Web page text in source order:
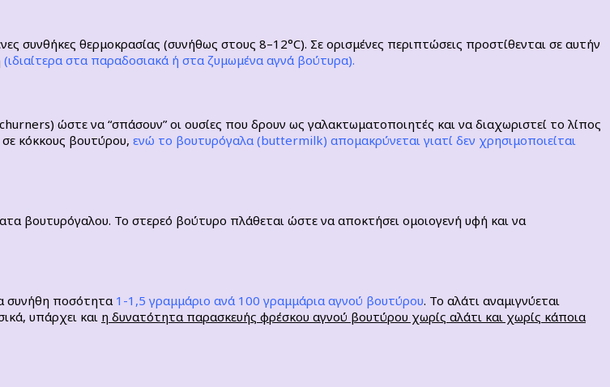
συνθήκες θερμοκρασίας (συνήθως στους 8–12°C). Σε ορισμένες περιπτώσεις προστίθενται σε αυτήν
(ιδιαίτερα στα παραδοσιακά ή στα ζυμωμένα αγνά βούτυρα).
ώστε να “σπάσουν” οι ουσίες που δρουν ως γαλακτωματοποιητές και να διαχωριστεί το λίπος
κόκκους βουτύρου, ενώ το βουτυρόγαλα (buttermilk) απομακρύνεται γιατί δεν χρησιμοποιείται
βουτυρόγαλου. Το στερεό βούτυρο πλάθεται ώστε να αποκτήσει ομοιογενή υφή και να
συνήθη ποσότητα 1-1,5 γραμμάριο ανά 100 γραμμάρια αγνού βουτύρου. Το αλάτι αναμιγνύεται
υπάρχει και η δυνατότητα παρασκευής φρέσκου αγνού βουτύρου χωρίς αλάτι και χωρίς κάποια